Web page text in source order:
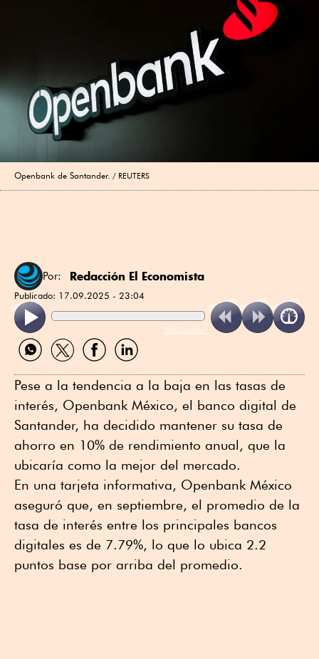
Openbank de Santander. REUTERS
Por: Redacción El Economista
Publicado: 17.09.2025 - 23:04
ReadSpeaker
Compartir
por
Compartir
por
Compartir
por
Compartir
por
Pese a la tendencia a la baja en las tasas de
interés, Openbank México, el banco digital de
Santander, ha decidido mantener su tasa de
ahorro en 10% de rendimiento anual, que la
ubicaría como la mejor del mercado.
En una tarjeta informativa, Openbank México
aseguró que, en septiembre, el promedio de la
tasa de interés entre los principales bancos
digitales es de 7.79%, lo que lo ubica 2.2
puntos base por arriba del promedio.